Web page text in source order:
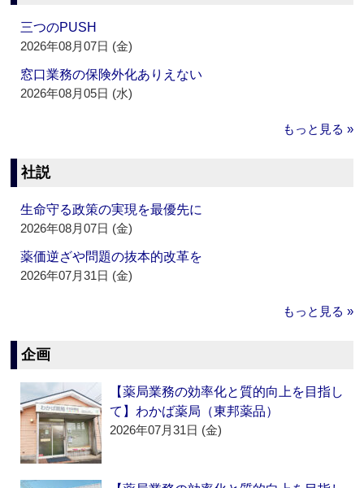
三つのPUSH
2026年08月07日 (金)
窓口業務の保険外化ありえない
2026年08月05日 (水)
もっと見る »
社説
生命守る政策の実現を最優先に
2026年08月07日 (金)
薬価逆ざや問題の抜本的改革を
2026年07月31日 (金)
もっと見る »
企画
【薬局業務の効率化と質的向上を目指し
て】わかば薬局（東邦薬品）
2026年07月31日 (金)